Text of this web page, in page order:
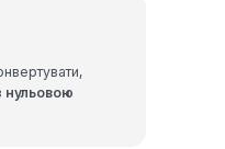
нульовою